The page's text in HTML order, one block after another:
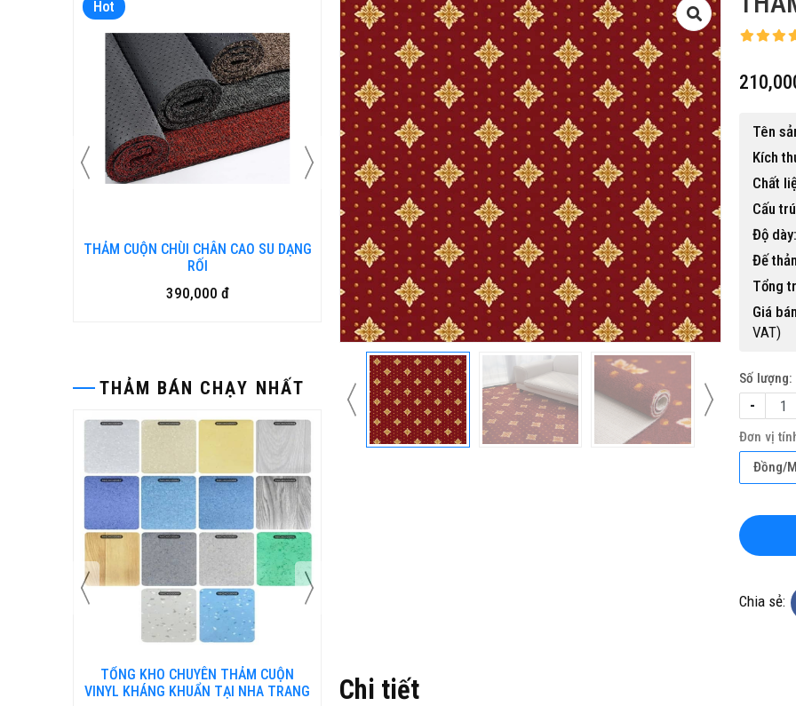
THẢM CUỘN CHÙI CHÂN CAO SU DẠNG
390,000 đ
Bàn ghế gỗ nhựa ngoài trời BP-456
15,500,000 đ
THẢM BÁN CHẠY NHẤT
TỔNG KHO CHUYÊN THẢM CUỘN
VINYL KHÁNG KHUẨN TẠI NHA TRANG
TỔNG KHO CHUYÊN THẢM CUỘN
VINYL KHÁNG KHUẨN TẠI ĐÀ NẴNG
Tên
Kích
Chất
Cấu
Độ dày:
Đế
Tổng
Giá
VAT)
Số lượng:
-
Đơn vị
Đồng/
Chia sẻ:
Chi tiết